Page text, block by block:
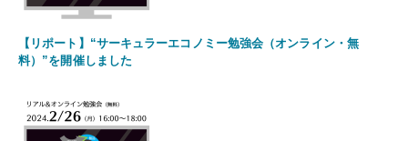
【リポート】“サーキュラーエコノミー勉強会（オンライン・無
料）”を開催しました